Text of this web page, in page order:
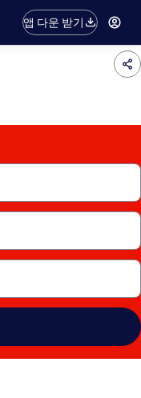
앱 다운 받기